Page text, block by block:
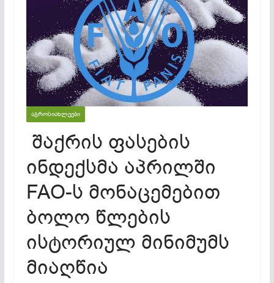
ᲐᲒᲠᲝᲡᲘᲐᲮᲚᲔᲔᲑᲘ
შაქრის ფასების
ინდექსმა აპრილში
FAO-ს მონაცემებით
ბოლო წლების
ისტორიულ მინიმუმს
მიაღწია